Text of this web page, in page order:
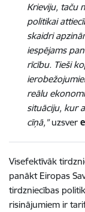
Krieviju, taču
politikai
skaidri
iespējams
rīcību. Tieši
reālu
situāciju, kur
cīņā,”uzsver
Visefektīvāk
panākt Eiropas
tirdzniecības
risinājumiem ir